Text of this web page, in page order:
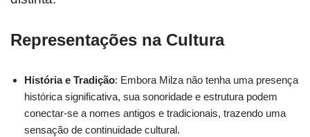
Representações na Cultura
História e Tradição: Embora Milza não tenha uma presença
histórica significativa, sua sonoridade e estrutura podem
conectar-se a nomes antigos e tradicionais, trazendo uma
sensação de continuidade cultural.